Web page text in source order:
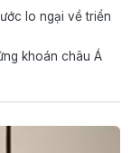
lo ngại về triển
khoán châu Á